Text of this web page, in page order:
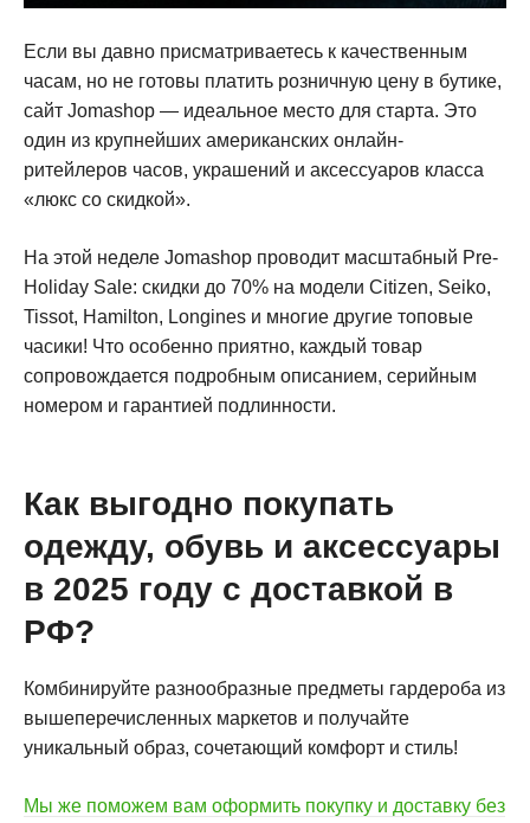
Если вы давно присматриваетесь к качественным
часам, но не готовы платить розничную цену в бутике,
сайт Jomashop — идеальное место для старта. Это
один из крупнейших американских онлайн-
ритейлеров часов, украшений и аксессуаров класса
«люкс со скидкой».
На этой неделе Jomashop проводит масштабный Pre-
Holiday Sale: скидки до 70% на модели Citizen, Seiko,
Tissot, Hamilton, Longines и многие другие топовые
часики! Что особенно приятно, каждый товар
сопровождается подробным описанием, серийным
номером и гарантией подлинности.
Как выгодно покупать
одежду, обувь и аксессуары
в 2025 году с доставкой в
РФ?
Комбинируйте разнообразные предметы гардероба из
вышеперечисленных маркетов и получайте
уникальный образ, сочетающий комфорт и стиль!
Мы же поможем вам оформить покупку и доставку без